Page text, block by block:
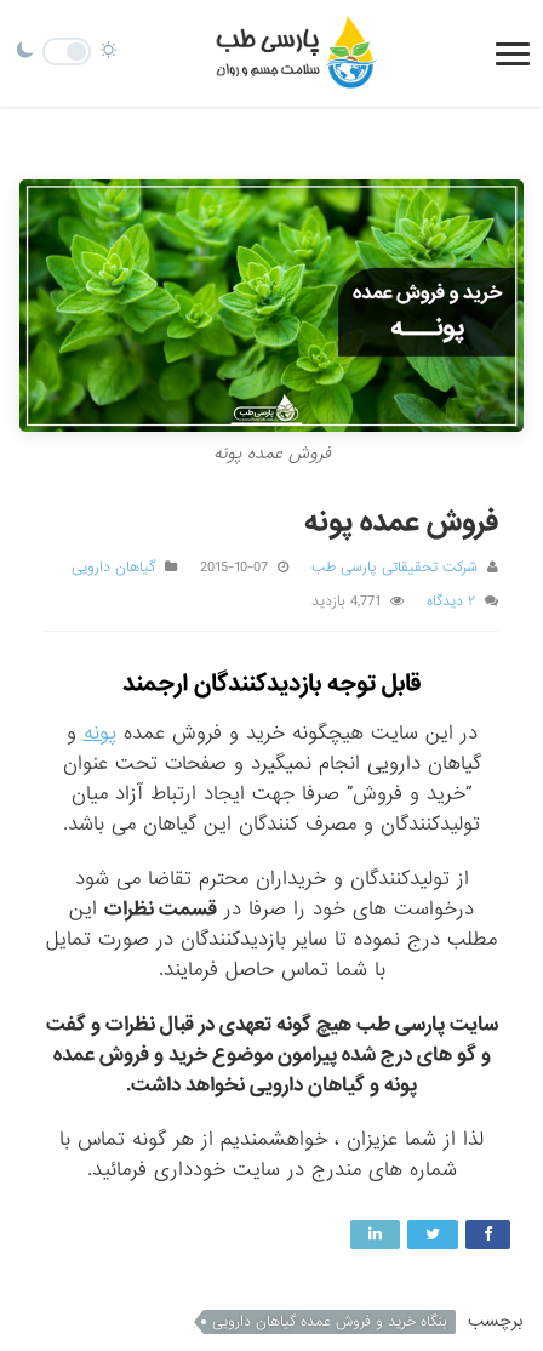
فروش عمده پونه
فروش عمده پونه
شرکت تحقیقاتی پارسی طب 2015-10-07
گیاهان دارویی
۲ دیدگاه
4,771 بازدید
قابل توجه بازدیدکنندگان ارجمند
در این سایت هیچگونه خرید و فروش عمدهپونهو
گیاهان دارویی انجام نمیگیرد و صفحات تحت عنوان
“خرید و فروش” صرفا جهت ایجاد ارتباط آزاد میان
تولیدکنندگان و مصرف کنندگان این گیاهان می باشد.
از تولیدکنندگان و خریداران محترم تقاضا می شود
درخواست های خود را صرفا در قسمت نظرات این
مطلب درج نموده تا سایر بازدیدکنندگان در صورت تمایل
با شما تماس حاصل فرمایند.
سایت پارسی طب هیچ گونه تعهدی در قبال نظرات و گفت
و گو های درج شده پیرامون موضوع خرید و فروش عمده
پونه و گیاهان دارویی نخواهد داشت.
لذا از شما عزیزان ، خواهشمندیم از هر گونه تماس با
شماره های مندرج در سایت خودداری فرمائید.
برچسب بنگاه خرید و فروش عمده گیاهان دارویی